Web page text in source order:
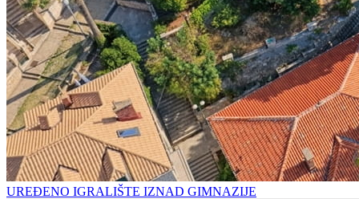
UREĐENO IGRALIŠTE IZNAD GIMNAZIJE